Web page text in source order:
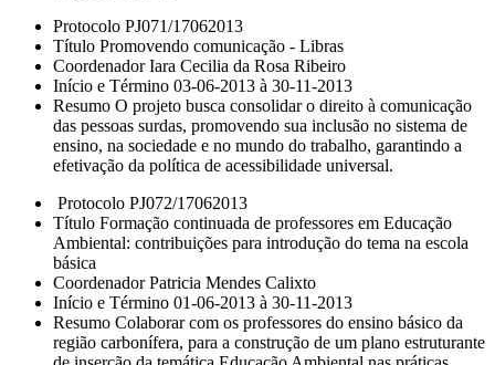
Protocolo PJ071/17062013
Título Promovendo comunicação - Libras
Coordenador Iara Cecilia da Rosa Ribeiro
Início e Término 03-06-2013 à 30-11-2013
Resumo O projeto busca consolidar o direito à comunicação
das pessoas surdas, promovendo sua inclusão no sistema de
ensino, na sociedade e no mundo do trabalho, garantindo a
efetivação da política de acessibilidade universal.
Protocolo PJ072/17062013
Título Formação continuada de professores em Educação
Ambiental: contribuições para introdução do tema na escola
básica
Coordenador Patricia Mendes Calixto
Início e Término 01-06-2013 à 30-11-2013
Resumo Colaborar com os professores do ensino básico da
região carbonífera, para a construção de um plano estruturante